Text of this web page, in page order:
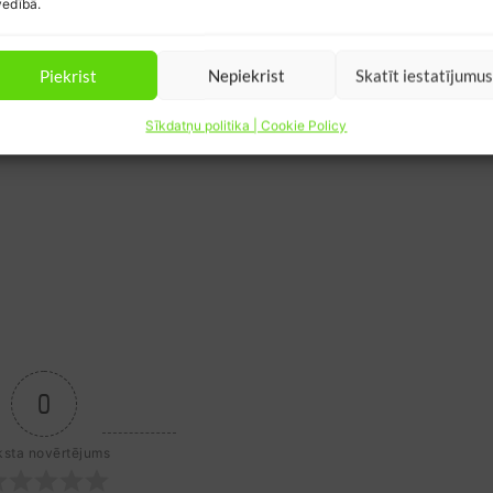
Piekrist Nepiekrist Skatīt iestatījumus
Sīkdatņu politika | Cookie Policy
0
novērtējums